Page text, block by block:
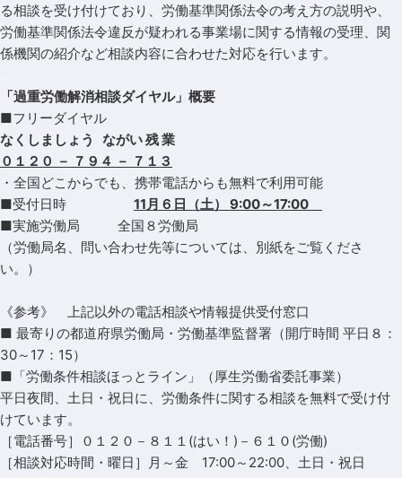
る相談を受け付けており、労働基準関係法令の考え方の説明や、
労働基準関係法令違反が疑われる事業場に関する情報の受理、関
係機関の紹介など相談内容に合わせた対応を行います。
「過重労働解消相談ダイヤル」概要
■フリーダイヤル
なくしましょう
ながい 残 業
０１２０ － ７９４ － ７１３
・全国どこからでも、携帯電話からも無料で利用可能
■受付日時 11月６日（土） 9:00～17:00
■実施労働局 全国８労働局
（労働局名、問い合わせ先等については、別紙をご覧くださ
い。）
《参考》 上記以外の電話相談や情報提供受付窓口
■ 最寄りの都道府県労働局・労働基準監督署（開庁時間 平日８：
30～17：15）
■「労働条件相談ほっとライン」（厚生労働省委託事業）
平日夜間、土日・祝日に、労働条件に関する相談を無料で受け付
けています。
［電話番号］０１２０－８１１(はい！)－６１０(労働)
［相談対応時間・曜日］月～金 17:00～22:00、土日・祝日